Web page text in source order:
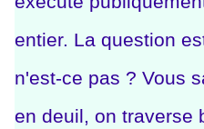
entier. La question
n'est-ce pas ? Vous
en deuil, on traverse